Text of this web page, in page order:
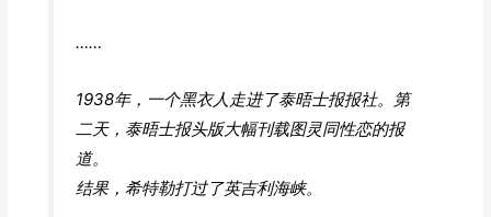
……
1938年，一个黑衣人走进了泰晤士报报社。第
二天，泰晤士报头版大幅刊载图灵同性恋的报
道。
结果，希特勒打过了英吉利海峡。